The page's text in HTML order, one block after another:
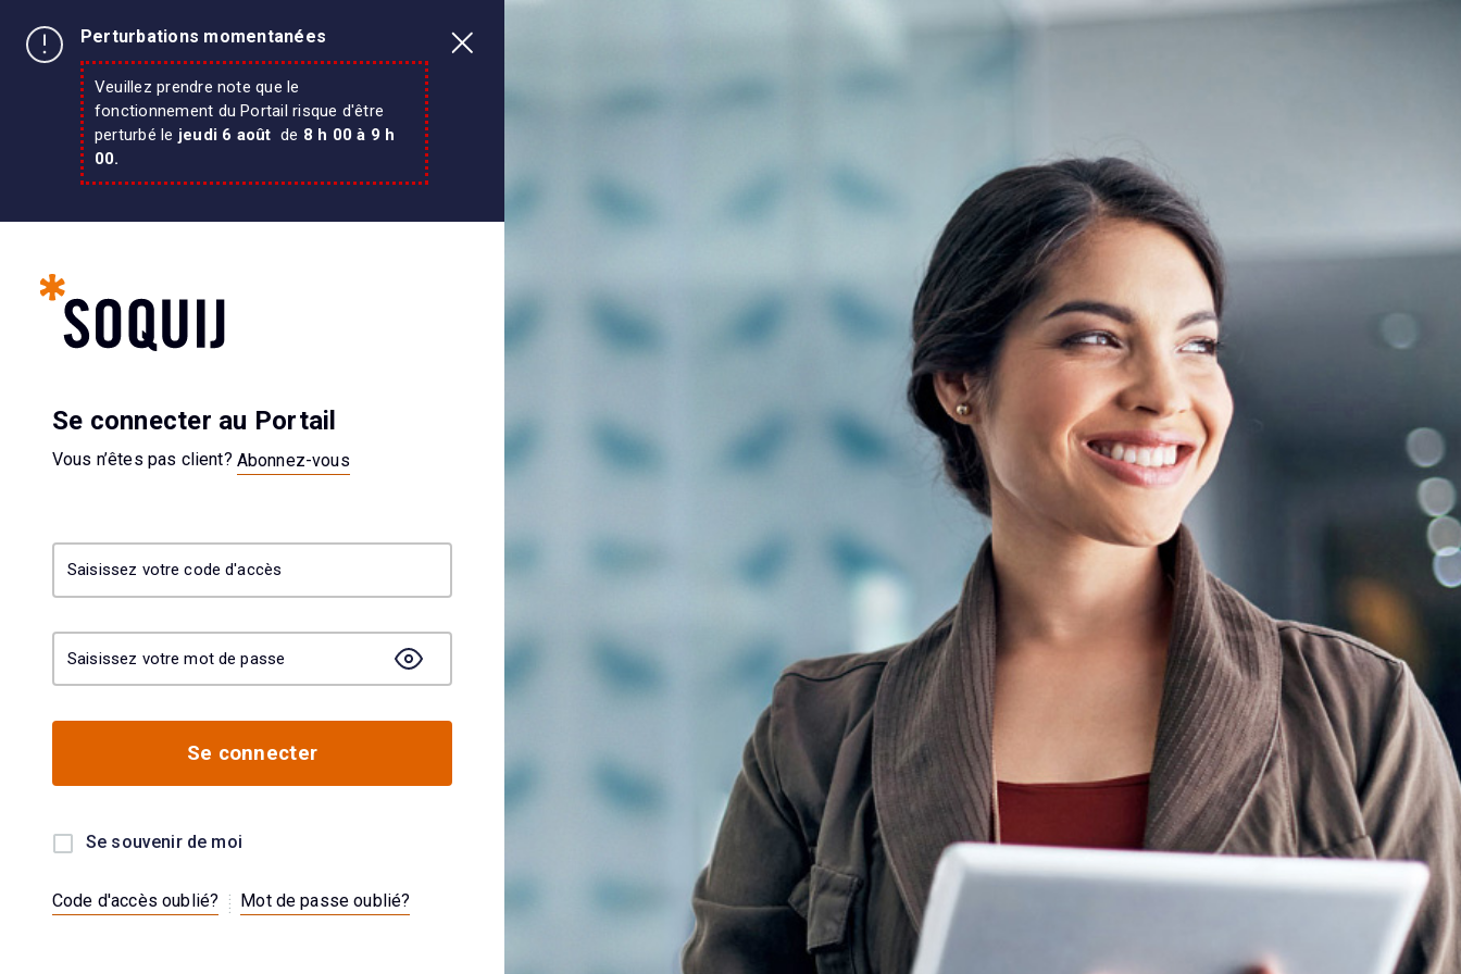
Perturbations momentanées
Veuillez prendre note que le
fonctionnement du Portail risque d'être
perturbé le jeudi 6 août de 8 h 00 à 9 h
00.
Se connecter au Portail
Vous n’êtes pas client? Abonnez-vous
Saisissez votre code d'accès
Saisissez votre mot de passe
Se connecter
Se souvenir de moi
Code d'accès oublié?
..... Mot de passe oublié?